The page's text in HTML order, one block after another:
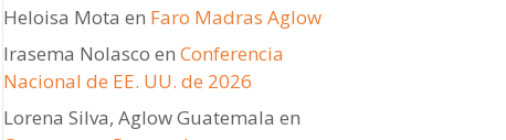
Heloisa Mota en Faro Madras Aglow
Irasema Nolasco en Conferencia
Nacional de EE. UU. de 2026
Lorena Silva, Aglow Guatemala en